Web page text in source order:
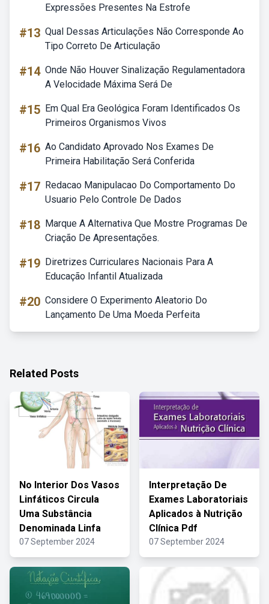
Expressões Presentes Na Estrofe
#13 Qual Dessas Articulações Não Corresponde Ao
Tipo Correto De Articulação
#14 Onde Não Houver Sinalização Regulamentadora
A Velocidade Máxima Será De
#15 Em Qual Era Geológica Foram Identificados Os
Primeiros Organismos Vivos
#16 Ao Candidato Aprovado Nos Exames De
Primeira Habilitação Será Conferida
#17 Redacao Manipulacao Do Comportamento Do
Usuario Pelo Controle De Dados
#18 Marque A Alternativa Que Mostre Programas De
Criação De Apresentações.
#19 Diretrizes Curriculares Nacionais Para A
Educação Infantil Atualizada
#20 Considere O Experimento Aleatorio Do
Lançamento De Uma Moeda Perfeita
Related Posts
No Interior Dos Vasos
Linfáticos Circula
Uma Substância
Denominada Linfa
07 September 2024
Interpretação De
Exames Laboratoriais
Aplicados à Nutrição
Clínica Pdf
07 September 2024